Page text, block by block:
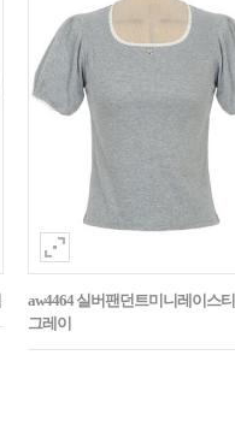
aw4464 실버팬던트미니레이스티_
그레이